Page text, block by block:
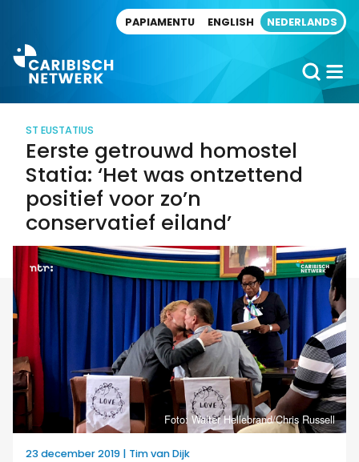
PAPIAMENTU ENGLISH NEDERLANDS
ST EUSTATIUS
Eerste getrouwd homostel
Statia: ‘Het was ontzettend
positief voor zo’n
conservatief eiland’
Foto: Walter Hellebrand/Chris Russell
23 december 2019 | Tim van Dijk